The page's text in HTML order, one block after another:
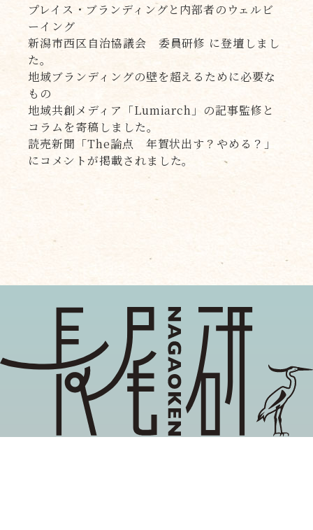
プレイス・ブランディングと内部者のウェルビ
ーイング
新潟市西区自治協議会 委員研修 に登壇しまし
た。
地域ブランディングの壁を超えるために必要な
もの
地域共創メディア「Lumiarch」の記事監修と
コラムを寄稿しました。
読売新聞「The論点 年賀状出す？やめる？」
にコメントが掲載されました。